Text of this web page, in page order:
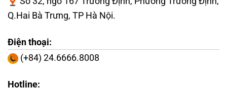
Q.Hai Bà Trưng, TP Hà Nội.
Điện thoại:
(+84) 24.6666.8008
Hotline: